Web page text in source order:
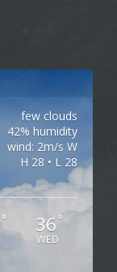
few clouds
42% humidity
wind: 2m/s W
H 28 • L 28
° 36 °
WED